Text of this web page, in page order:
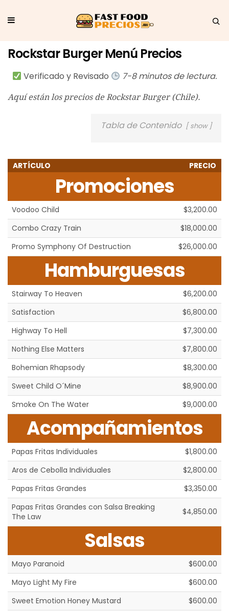
Rockstar Burger Menú Precios
Verificado y Revisado 7-8 minutos de lectura.
Aquí están los precios de Rockstar Burger (Chile).
Tabla de Contenido show
ARTÍCULO PRECIO
Promociones
Voodoo Child
$3,200.00
Combo Crazy Train
$18,000.00
Promo Symphony Of Destruction
$26,000.00
Hamburguesas
Stairway To Heaven
$6,200.00
Satisfaction
$6,800.00
Highway To Hell
$7,300.00
Nothing Else Matters
$7,800.00
Bohemian Rhapsody
$8,300.00
Sweet Child O´Mine
$8,900.00
Smoke On The Water
$9,000.00
Acompañamientos
Papas Fritas Individuales
$1,800.00
Aros de Cebolla Individuales
$2,800.00
Papas Fritas Grandes
$3,350.00
Papas Fritas Grandes con Salsa Breaking
The Law
$4,850.00
Salsas
Mayo Paranoid
$600.00
Mayo Light My Fire
$600.00
Sweet Emotion Honey Mustard
$600.00